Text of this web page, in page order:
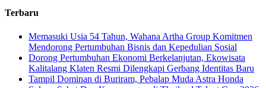
Terbaru
Memasuki Usia 54 Tahun, Wahana Artha Group Komitmen
Mendorong Pertumbuhan Bisnis dan Kepedulian Sosial
Dorong Pertumbuhan Ekonomi Berkelanjutan, Ekowisata
Kalitalang Klaten Resmi Dilengkapi Gerbang Identitas Baru
Tampil Dominan di Buriram, Pebalap Muda Astra Honda